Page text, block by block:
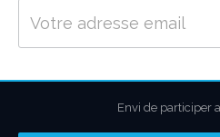
Envi de participer